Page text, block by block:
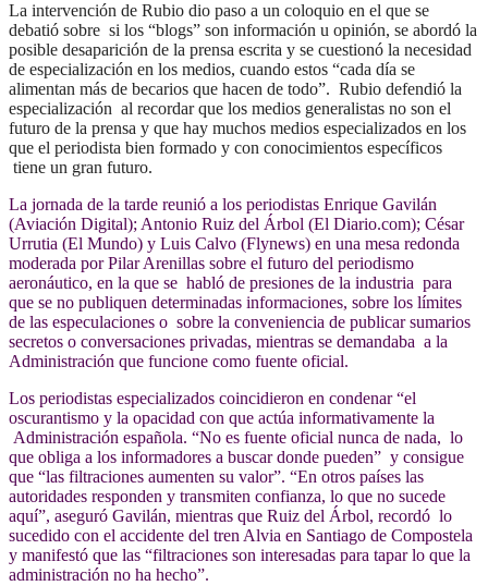
La intervención de Rubio dio paso a un coloquio en el que se
debatió sobre si los “blogs” son información u opinión, se abordó la
posible desaparición de la prensa escrita y se cuestionó la necesidad
de especialización en los medios, cuando estos “cada día se
alimentan más de becarios que hacen de todo”. Rubio defendió la
especialización al recordar que los medios generalistas no son el
futuro de la prensa y que hay muchos medios especializados en los
que el periodista bien formado y con conocimientos específicos
tiene un gran futuro.
La jornada de la tarde reunió a los periodistas Enrique Gavilán
(Aviación Digital); Antonio Ruiz del Árbol (El Diario.com); César
Urrutia (El Mundo) y Luis Calvo (Flynews) en una mesa redonda
moderada por Pilar Arenillas sobre el futuro del periodismo
aeronáutico, en la que se habló de presiones de la industria para
que se no publiquen determinadas informaciones, sobre los límites
de las especulaciones o sobre la conveniencia de publicar sumarios
secretos o conversaciones privadas, mientras se demandaba a la
Administración que funcione como fuente oficial.
Los periodistas especializados coincidieron en condenar “el
oscurantismo y la opacidad con que actúa informativamente la
Administración española. “No es fuente oficial nunca de nada, lo
que obliga a los informadores a buscar donde pueden” y consigue
que “las filtraciones aumenten su valor”. “En otros países las
autoridades responden y transmiten confianza, lo que no sucede
aquí”, aseguró Gavilán, mientras que Ruiz del Árbol, recordó lo
sucedido con el accidente del tren Alvia en Santiago de Compostela
y manifestó que las “filtraciones son interesadas para tapar lo que la
administración no ha hecho”.